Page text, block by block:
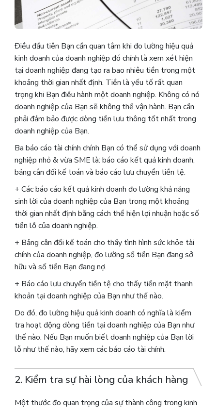
Điều đầu tiên Bạn cần quan tâm khi đo lường hiệu quả
kinh doanh của doanh nghiệp đó chính là xem xét hiện
tại doanh nghiệp đang tạo ra bao nhiêu tiền trong một
khoảng thời gian nhất định. Tiền là yếu tố rất quan
trọng khi Bạn điều hành một doanh nghiệp. Không có nó
doanh nghiệp của Bạn sẽ không thể vận hành. Bạn cần
phải đảm bảo được dòng tiền lưu thông tốt nhất trong
doanh nghiệp của Bạn.
Ba báo cáo tài chính chính Bạn có thể sử dụng với doanh
nghiệp nhỏ & vừa SME là: báo cáo kết quả kinh doanh,
bảng cân đối kế toán và báo cáo lưu chuyển tiền tệ.
+ Các báo cáo kết quả kinh doanh đo lường khả năng
sinh lời của doanh nghiệp của Bạn trong một khoảng
thời gian nhất định bằng cách thể hiện lợi nhuận hoặc số
tiền lỗ của doanh nghiệp.
+ Bảng cân đối kế toán cho thấy tình hình sức khỏe tài
chính của doanh nghiệp, đo lường số tiền Bạn đang sở
hữu và số tiền Bạn đang nợ.
+ Báo cáo lưu chuyển tiền tệ cho thấy tiền mặt thanh
khoản tại doanh nghiệp của Bạn như thế nào.
Do đó, đo lường hiệu quả kinh doanh có nghĩa là kiểm
tra hoạt động dòng tiền tại doanh nghiệp của Bạn như
thế nào. Nếu Bạn muốn biết doanh nghiệp của Bạn lời
lỗ như thế nào, hãy xem các báo cáo tài chính.
2. Kiểm tra sự hài lòng của khách hàng
Một thước đo quan trọng của sự thành công trong kinh